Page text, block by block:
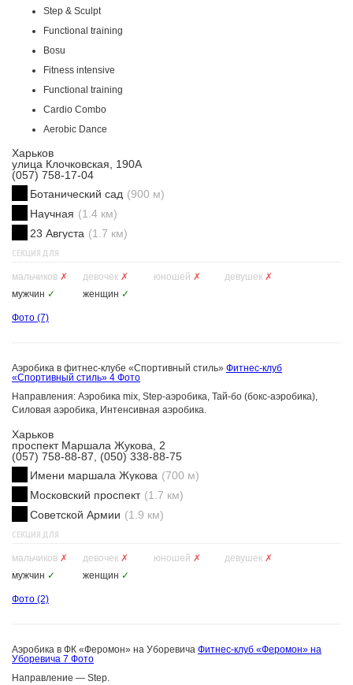
Step & Sculpt
Functional training
Bosu
Fitness intensive
Functional training
Cardio Combo
Aerobic Dance
Харьков
улица Клочковская, 190А
(057) 758-17-04
Ботанический сад (900 м)
Научная (1.4 км)
23 Августа (1.7 км)
СЕКЦИЯ ДЛЯ
мальчиков ✗ девочек ✗ юношей ✗ девушек ✗
мужчин ✓ женщин ✓
Фото (7)
Аэробика в фитнес-клубе «Спортивный стиль» Фитнес-клуб
«Спортивный стиль» 4 Фото
Направления: Аэробика mix, Step-аэробика, Тай-бо (бокс-аэробика),
Силовая аэробика, Интенсивная аэробика.
Харьков
проспект Маршала Жукова, 2
(057) 758-88-87, (050) 338-88-75
Имени маршала Жукова (700 м)
Московский проспект (1.7 км)
Советской Армии (1.9 км)
СЕКЦИЯ ДЛЯ
мальчиков ✗ девочек ✗ юношей ✗ девушек ✗
мужчин ✓ женщин ✓
Фото (2)
Аэробика в ФК «Феромон» на Уборевича Фитнес-клуб «Феромон» на
Уборевича 7 Фото
Направление — Step.